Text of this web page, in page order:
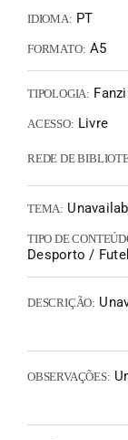
IDIOMA: PT
FORMATO: A5
TIPOLOGIA:
ACESSO: Livre
REDE DE
TEMA:
TIPO DE
Desporto /
DESCRIÇÃO:
OBSERVAÇÕES: